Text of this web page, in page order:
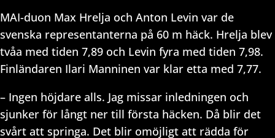
MAI-duon Max Hrelja och Anton Levin var de
svenska representanterna på 60 m häck. Hrelja blev
tvåa med tiden 7,89 och Levin fyra med tiden 7,98.
Finländaren Ilari Manninen var klar etta med 7,77.
– Ingen höjdare alls. Jag missar inledningen och
sjunker för långt ner till första häcken. Då blir det
svårt att springa. Det blir omöjligt att rädda för